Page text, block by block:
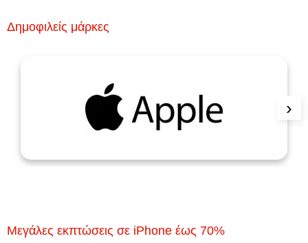
Δημοφιλείς μάρκες
›
Μεγάλες εκπτώσεις σε iPhone έως 70%